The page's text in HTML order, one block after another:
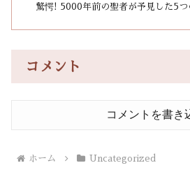
驚愕! 5000年前の聖者が予見した5つ
コメント
コメントを書き
ホーム Uncategorized